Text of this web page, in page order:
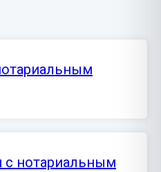
с нотариальным